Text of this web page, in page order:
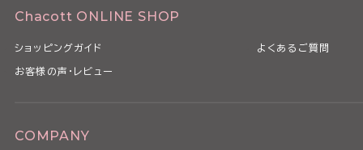
Chacott ONLINE SHOP
ショッピングガイド よくあるご質問
お客様の声・レビュー
COMPANY